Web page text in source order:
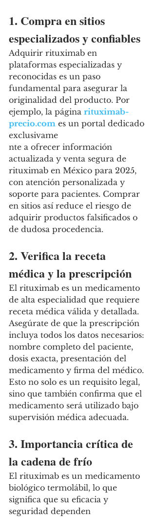
1. Compra en sitios
especializados y confiables
Adquirir rituximab en
plataformas especializadas y
reconocidas es un paso
fundamental para asegurar la
originalidad del producto. Por
ejemplo, la página rituximab-
precio.com es un portal dedicado
exclusivame
nte a ofrecer información
actualizada y venta segura de
rituximab en México para 2025,
con atención personalizada y
soporte para pacientes. Comprar
en sitios así reduce el riesgo de
adquirir productos falsificados o
de dudosa procedencia.
2. Verifica la receta
médica y la prescripción
El rituximab es un medicamento
de alta especialidad que requiere
receta médica válida y detallada.
Asegúrate de que la prescripción
incluya todos los datos necesarios:
nombre completo del paciente,
dosis exacta, presentación del
medicamento y firma del médico.
Esto no solo es un requisito legal,
sino que también confirma que el
medicamento será utilizado bajo
supervisión médica adecuada.
3. Importancia crítica de
la cadena de frío
El rituximab es un medicamento
biológico termolábil, lo que
significa que su eficacia y
seguridad dependen